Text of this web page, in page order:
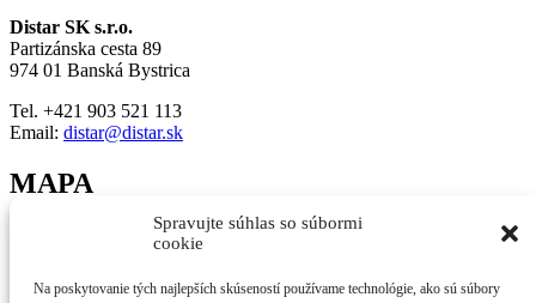
Spravujte súhlas so súbormi
cookie
Na poskytovanie tých najlepších skúseností používame technológie, ako sú súbory
Distar SK s.r.o.
Partizánska cesta 89
974 01 Banská Bystrica
Tel. +421 903 521 113
Email: distar@distar.sk
MAPA
Kliknutím prijmete súbory cookie marketing a povolíte tento obsah